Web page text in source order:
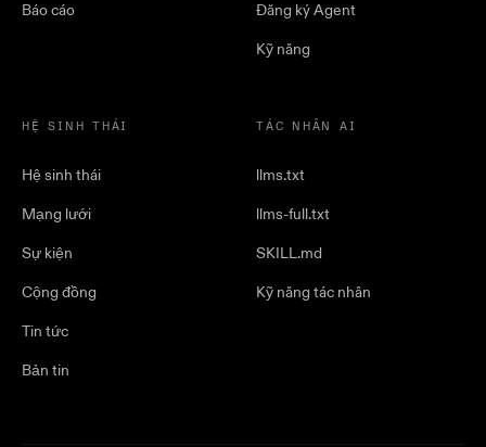
Báo cáo Đăng ký Agent
Kỹ năng
HỆ SINH THÁI
Hệ sinh thái
Mạng lưới
Sự kiện
Cộng đồng
Tin tức
Bản tin
TÁC NHÂN AI
llms.txt
llms-full.txt
SKILL.md
Kỹ năng tác nhân